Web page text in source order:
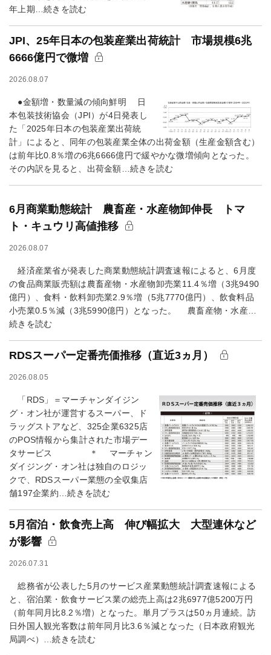
年上期…続きを読む
JPI、25年日本の包装産業出荷統計 市場規模6兆
6666億円で微増
2026.08.07
●金額増・数量減の傾向鮮明 日
本包装技術協会（JPI）が4日発表し
た「2025年日本の包装産業出荷統
計」によると、同年の包装産業全体の出荷金額（生産金額含む）
は前年比0.8％増の6兆6666億円で緩やかな微増傾向となった。
その内訳を見ると、出荷金額…続きを読む
6月商業動態統計 農畜産・水産物卸伸長 トマ
ト・キュウリ高値推移
2026.08.07
経済産業省が発表した商業動態統計調査速報によると、6月度
の食品商業販売額は農畜産物・水産物卸売業11.4％増（3兆9490
億円）、食料・飲料卸売業2.9％増（5兆7770億円）、飲食料品
小売業0.5％減（3兆5990億円）となった。 農畜産物・水産…
続きを読む
RDSスーパー定番売価推移（直近3ヵ月）
2026.08.05
「RDS」＝マーチャンダイジン
グ・オン社が運営するスーパー、ド
ラッグストアなど、325企業6325店
のPOS情報から集計された市場デー
タサービス ＊ マーチャン
ダイジング・オン社は独自のロジッ
クで、RDSスーパー業態の全収集店
舗197企業約…続きを読む
5月宿泊・飲食売上高 伸び幅拡大 大型連休など
が影響
2026.07.31
総務省が公表した5月のサービス産業動態統計調査速報による
と、宿泊業・飲食サービス業の総売上高は2兆6977億5200万円
（前年同月比8.2％増）となった。単月プラスは50ヵ月連続。訪
日外国人観光客数は前年同月比3.6％減となった（日本政府観光
局調べ）…続きを読む